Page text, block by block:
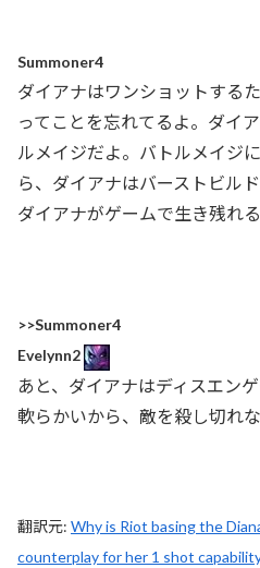
Summoner4
ダイアナはワンショットする
ってことを忘れてるよ。ダイ
ルメイジだよ。バトルメイジ
ら、ダイアナはバーストビル
ダイアナがゲームで生き残れ
>>Summoner4
Evelynn2
あと、ダイアナはディスエン
軟らかいから、敵を殺し切れ
翻訳元: Why is Riot basing the
counterplay for her 1 shot